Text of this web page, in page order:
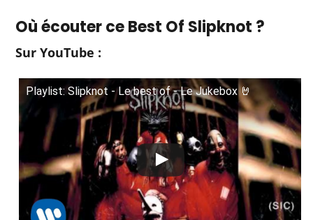
Où écouter ce Best Of Slipknot ?
Sur YouTube :
Playlist: Slipknot - Le best of - Le Jukebox 🤘